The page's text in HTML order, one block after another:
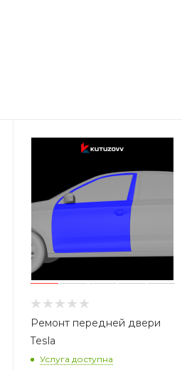
Ремонт передней двери
Tesla
Услуга доступна